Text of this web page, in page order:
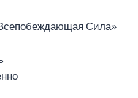
Сила»